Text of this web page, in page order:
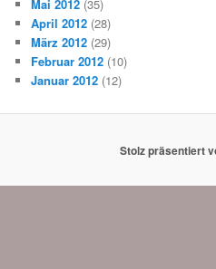
Mai 2012 (35)
April 2012 (28)
März 2012 (29)
Februar 2012 (10)
Januar 2012 (12)
Stolz präsentiert